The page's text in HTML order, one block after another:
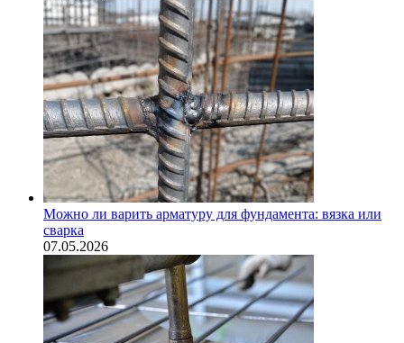
Можно ли варить арматуру для фундамента: вязка или
сварка
07.05.2026